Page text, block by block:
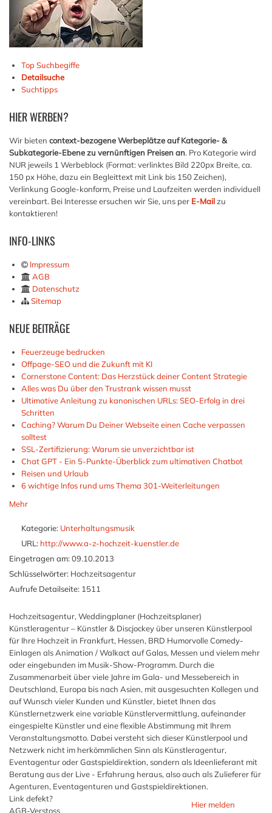
Top Suchbegiffe
Detailsuche
Suchtipps
HIERWERBEN?
Wir bieten context-bezogene Werbeplätze auf Kategorie- &
Subkategorie-Ebene zu vernünftigen Preisen an. Pro Kategorie wird
NUR jeweils 1 Werbeblock (Format: verlinktes Bild 220px Breite, ca.
150 px Höhe, dazu ein Begleittext mit Link bis 150 Zeichen),
Verlinkung Google-konform, Preise und Laufzeiten werden individuell
vereinbart. Bei Interesse ersuchen wir Sie, uns per E-Mailzu
kontaktieren!
INFO-LINKS
Impressum
AGB
Datenschutz
Sitemap
NEUEBEITRÄGE
Feuerzeuge bedrucken
Offpage-SEO und die Zukunft mit KI
Cornerstone Content: Das Herzstück deiner Content Strategie
Alles was Du über den Trustrank wissen musst
Ultimative Anleitung zu kanonischen URLs: SEO-Erfolg in drei
Schritten
Caching? Warum Du Deiner Webseite einen Cache verpassen
solltest
SSL-Zertifizierung: Warum sie unverzichtbar ist
Chat GPT - Ein 5-Punkte-Überblick zum ultimativen Chatbot
Reisen und Urlaub
6 wichtige Infos rund ums Thema 301-Weiterleitungen
Mehr
Kategorie: Unterhaltungsmusik
URL: http://www.a-z-hochzeit-kuenstler.de
Eingetragen am: 09.10.2013
Schlüsselwörter: Hochzeitsagentur
Aufrufe Detailseite: 1511
Hochzeitsagentur, Weddingplaner (Hochzeitsplaner)
Künstleragentur – Künstler & Discjockey über unseren Künstlerpool
für Ihre Hochzeit in Frankfurt, Hessen, BRD Humorvolle Comedy-
Einlagen als Animation / Walkact auf Galas, Messen und vielem mehr
oder eingebunden im Musik-Show-Programm. Durch die
Zusammenarbeit über viele Jahre im Gala- und Messebereich in
Deutschland, Europa bis nach Asien, mit ausgesuchten Kollegen und
auf Wunsch vieler Kunden und Künstler, bietet Ihnen das
Künstlernetzwerk eine variable Künstlervermittlung, aufeinander
eingespielte Künstler und eine flexible Abstimmung mit Ihrem
Veranstaltungsmotto. Dabei versteht sich dieser Künstlerpool und
Netzwerk nicht im herkömmlichen Sinn als Künstleragentur,
Eventagentur oder Gastspieldirektion, sondern als Ideenlieferant mit
Beratung aus der Live - Erfahrung heraus, also auch als Zulieferer für
Agenturen, Eventagenturen und Gastspieldirektionen.
Link defekt?
AGB-Verstoss
Hier melden